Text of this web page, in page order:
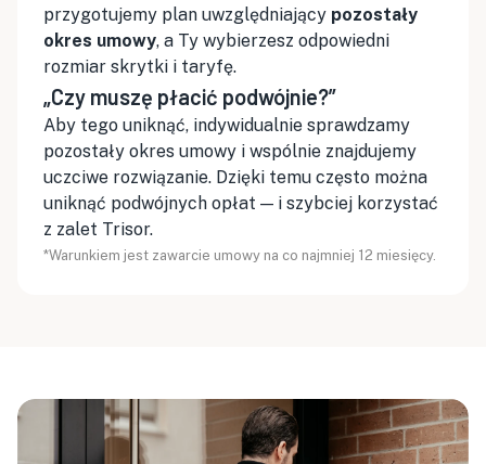
przygotujemy plan uwzględniający pozostały
okres umowy, a Ty wybierzesz odpowiedni
rozmiar skrytki i taryfę.
„Czy muszę płacić podwójnie?”
Aby tego uniknąć, indywidualnie sprawdzamy
pozostały okres umowy i wspólnie znajdujemy
uczciwe rozwiązanie. Dzięki temu często można
uniknąć podwójnych opłat — i szybciej korzystać
z zalet Trisor.
*Warunkiem jest zawarcie umowy na co najmniej 12 miesięcy.